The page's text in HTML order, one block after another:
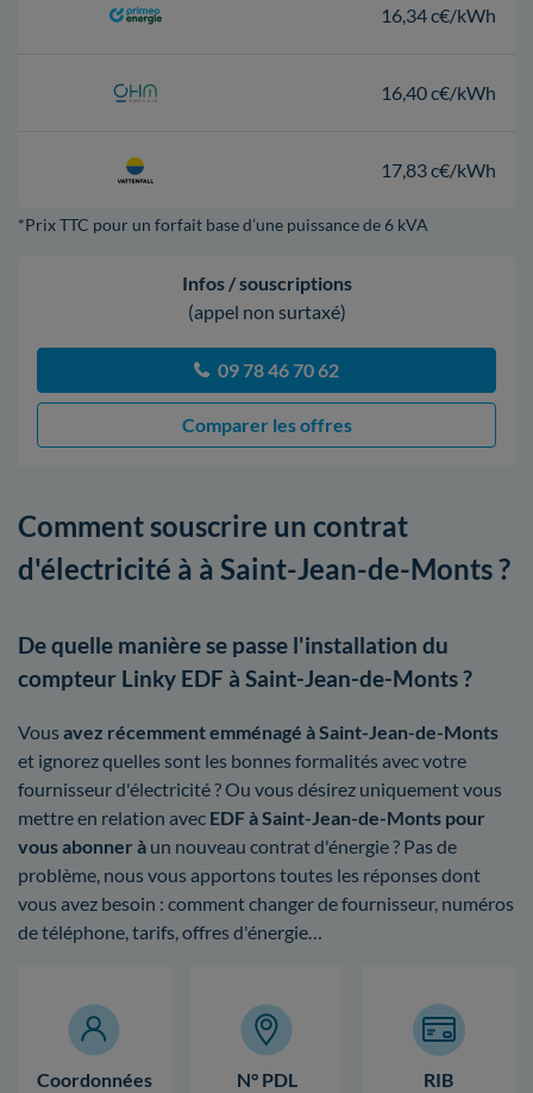
16,34 c€/kWh
16,40 c€/kWh
17,83 c€/kWh
*Prix TTC pour un forfait base d’une puissance de 6 kVA
Infos / souscriptions
(appel non surtaxé)
09 78 46 70 62
Comparer les offres
Comment souscrire un contrat
d'électricité à à Saint-Jean-de-Monts ?
De quelle manière se passe l'installation du
compteur Linky EDF à Saint-Jean-de-Monts ?
Vous avez récemment emménagé à Saint-Jean-de-Monts
et ignorez quelles sont les bonnes formalités avec votre
fournisseur d'électricité ? Ou vous désirez uniquement vous
mettre en relation avec EDF à Saint-Jean-de-Monts pour
vous abonner à un nouveau contrat d'énergie ? Pas de
problème, nous vous apportons toutes les réponses dont
vous avez besoin : comment changer de fournisseur, numéros
de téléphone, tarifs, offres d'énergie…
Coordonnées N° PDL RIB